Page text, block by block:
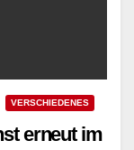
VERSCHIEDENES
erneut im